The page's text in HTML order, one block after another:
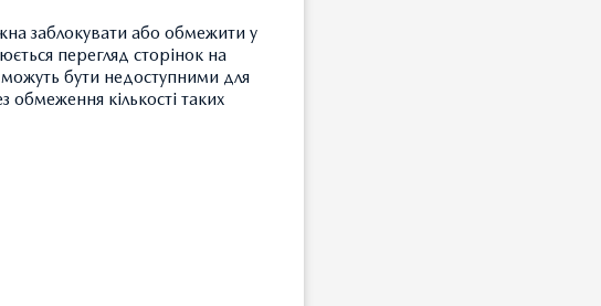
заблокувати або обмежити у
перегляд сторінок на
можуть бути недоступними для
кількості таких